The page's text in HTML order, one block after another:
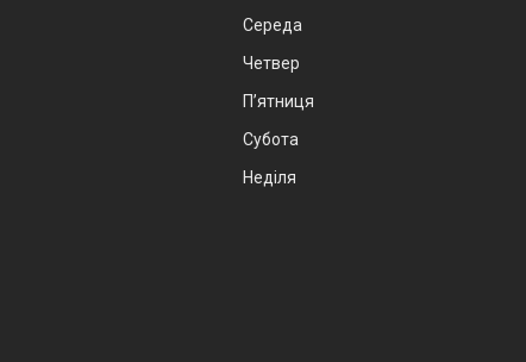
Середа
Четвер
Пʼятниця
Субота
Неділя